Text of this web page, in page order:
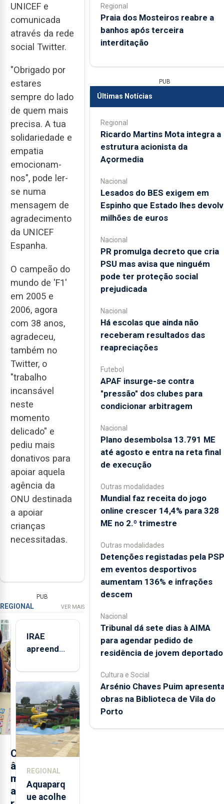
UNICEF e
comunicada
através da rede
social Twitter.
"Obrigado por
estares
sempre do lado
de quem mais
precisa. A tua
solidariedade e
empatia
emocionam-
nos", pode ler-
se numa
mensagem de
agradecimento
da UNICEF
Espanha.
O campeão do
mundo de 'F1'
em 2005 e
2006, agora
com 38 anos,
agradeceu,
também no
Twitter, o
"trabalho
incansável
neste
momento
delicado" e
pediu mais
donativos para
apoiar aquela
agência da
ONU destinada
a apoiar
crianças
necessitadas.
PUB
REGIONAL VER MAIS
C
â
m
a
IRAE
apreendeu
toneladas
de
alimentos
entre
2021 e
2025 nos
Açores
REGIONAL
Aquaparq
ue acolhe
Regional
Praia dos Mosteiros reabre a
banhos após terceira
interditação
PUB
Últimas Notícias
Regional
Ricardo Martins Mota integra a
estrutura acionista da
Açormedia
Nacional
Lesados do BES exigem em
Espinho que Estado lhes
milhões de euros
Nacional
PR promulga decreto que cria
PSU mas avisa que ninguém
pode ter proteção social
prejudicada
Nacional
Há escolas que ainda não
receberam resultados das
reapreciações
Futebol
APAF insurge-se contra
"pressão" dos clubes para
condicionar arbitragem
Nacional
Plano desembolsa 13.791 ME
até agosto e entra na reta final
de execução
Outras modalidades
Mundial faz receita do jogo
online crescer 14,4% para 328
ME no 2.º trimestre
Outras modalidades
Detenções registadas pela PSP
em eventos desportivos
aumentam 136% e infrações
descem
Nacional
Tribunal dá sete dias à AIMA
para agendar pedido de
residência de jovem deportado
Cultura e Social
Arsénio Chaves Puim
obras na Biblioteca de Vila do
Porto